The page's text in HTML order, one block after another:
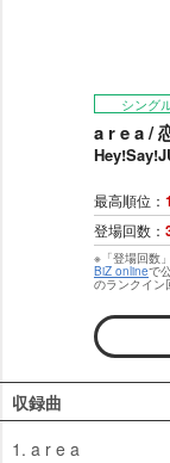
シング
a r e a /
最高順位： 1
登場回数：
※「登場回数
BiZ onlineで
のランクイン
収録曲
1. a r e a